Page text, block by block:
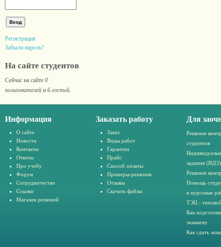
Регистрация
Забыли пароль?
На сайте студентов
Сейчас на сайте 0
пользователей и 6 гостей
Информация
О сайте
Новости
Контакты
Ответы
Про учебу
Форум
Сотрудничество
Ссылки
Магазин решений
Заказать работу
Заказ
Виды работ
Гарантии
Прайс
Способ оплаты
Примеры-решения
Отзывы
Скачать файлы
Для
Решение
студентов
задания (ИДЗ)
Решение
Помощь
и курсовые
ТЭЦ -
Как
экзамену
Как сдать